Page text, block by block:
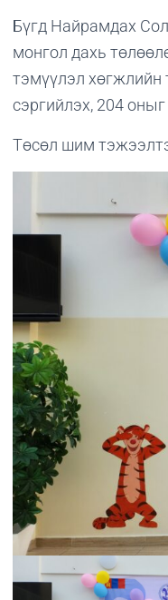
Бүгд Найрамдах
монгол дахь
тэмүүлэл хөгжлийн
сэргийлэх, 204
Төсөл шим